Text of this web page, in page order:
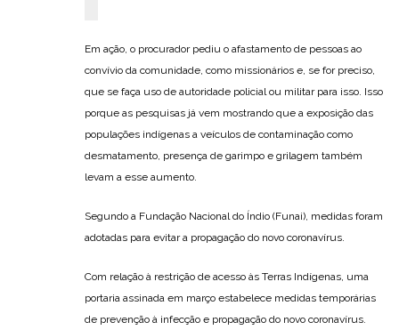
Em ação, o procurador pediu o afastamento de pessoas ao
convívio da comunidade, como missionários e, se for preciso,
que se faça uso de autoridade policial ou militar para isso. Isso
porque as pesquisas já vem mostrando que a exposição das
populações indígenas a veículos de contaminação como
desmatamento, presença de garimpo e grilagem também
levam a esse aumento.
Segundo a Fundação Nacional do Índio (Funai), medidas foram
adotadas para evitar a propagação do novo coronavírus.
Com relação à restrição de acesso às Terras Indígenas, uma
portaria assinada em março estabelece medidas temporárias
de prevenção à infecção e propagação do novo coronavírus.